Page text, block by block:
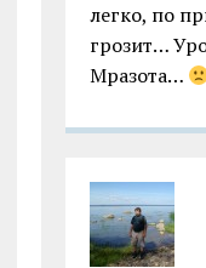
легко, по
грозит…
Мразота…